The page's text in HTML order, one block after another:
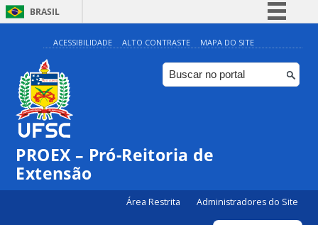
BRASIL
Simplifique!
Comunica BR
Participe
Canais
ACESSIBILIDADE ALTO CONTRASTE MAPA DO SITE
PROEX – Pró-Reitoria de
Extensão
Área Restrita Administradores do Site